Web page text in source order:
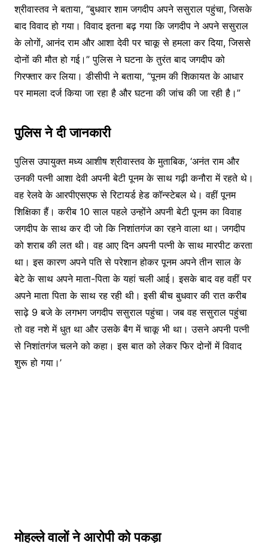
श्रीवास्तव ने बताया, “बुधवार शाम जगदीप अपने ससुराल पहुंचा, जिसके
बाद विवाद हो गया। विवाद इतना बढ़ गया कि जगदीप ने अपने ससुराल
के लोगों, आनंद राम और आशा देवी पर चाकू से हमला कर दिया, जिससे
दोनों की मौत हो गई।” पुलिस ने घटना के तुरंत बाद जगदीप को
गिरफ्तार कर लिया। डीसीपी ने बताया, “पूनम की शिकायत के आधार
पर मामला दर्ज किया जा रहा है और घटना की जांच की जा रही है।”
पुलिस ने दी जानकारी
पुलिस उपायुक्त मध्य आशीष श्रीवास्तव के मुताबिक, ‘अनंत राम और
उनकी पत्नी आशा देवी अपनी बेटी पूनम के साथ गढ़ी कनौरा में रहते थे।
वह रेलवे के आरपीएसएफ से रिटायर्ड हेड कॉन्स्टेबल थे। वहीं पूनम
शिक्षिका हैं। करीब 10 साल पहले उन्होंने अपनी बेटी पूनम का विवाह
जगदीप के साथ कर दी जो कि निशांतगंज का रहने वाला था। जगदीप
को शराब की लत थी। वह आए दिन अपनी पत्नी के साथ मारपीट करता
था। इस कारण अपने पति से परेशान होकर पूनम अपने तीन साल के
बेटे के साथ अपने माता-पिता के यहां चली आई। इसके बाद वह वहीं पर
अपने माता पिता के साथ रह रही थी। इसी बीच बुधवार की रात करीब
साढ़े 9 बजे के लगभग जगदीप ससुराल पहुंचा। जब वह ससुराल पहुंचा
तो वह नशे में धुत था और उसके बैग में चाकू भी था। उसने अपनी पत्नी
से निशांतगंज चलने को कहा। इस बात को लेकर फिर दोनों में विवाद
शुरू हो गया।’
मोहल्ले वालों ने आरोपी को पकड़ा